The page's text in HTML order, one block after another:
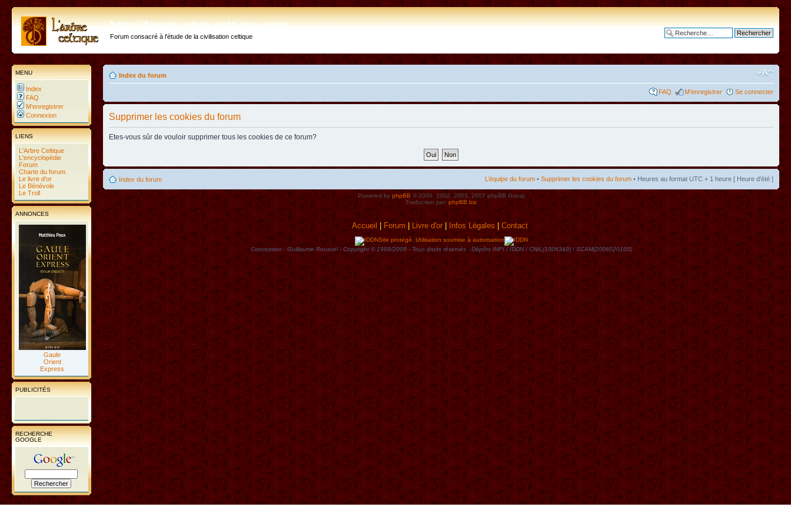
http://forum.arbre-celtique.com
Forum consacré à l'étude de la civilisation celtique
MENU
Index
FAQ
M’enregistrer
Connexion
LIENS
L'Arbre Celtique
L'encyclopédie
Forum
Charte du forum
Le livre d'or
Le Bénévole
Le Troll
ANNONCES
Gaule
Orient
Express
PUBLICITÉS
RECHERCHE
GOOGLE
Index du forum
FAQ M’enregistrer Se connecter
Supprimer les cookies du forum
Etes-vous sûr de vouloir supprimer tous les cookies de ce forum?
Index du forum L’équipe du forum • Supprimer les cookies du forum • Heures au format UTC + 1 heure [ Heure d’été ]
Powered byphpBB© 2000, 2002, 2005, 2007 phpBB Group
Traduction par: phpBB.biz
Accueil|Forum |Livre d'or| Infos Lègales|Contact
Site protégé. Utilisation soumise à autorisation
Conception : Guillaume Roussel - Copyright © 1999/2009 - Tous droits rèservès - Dèpôts INPI / IDDN / CNIL(1006349) / SCAM(2006020105)